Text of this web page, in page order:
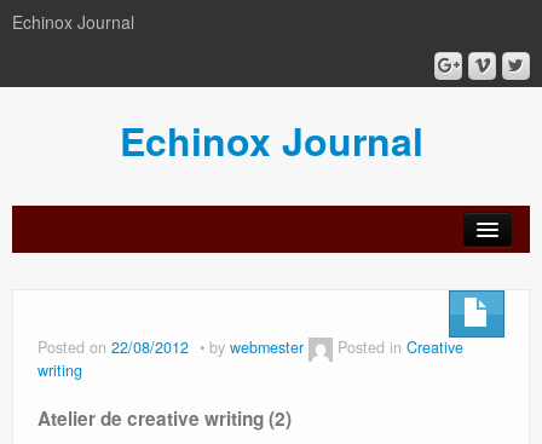
Echinox Journal
Echinox Journal
for
for
review
Ethics
Posted on 22/08/2012 by webmester Posted in Creative
writing
Atelier de creative writing (2)